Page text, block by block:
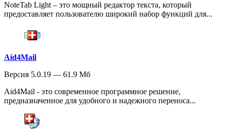
NoteTab Light – это мощный редактор текста, который
предоставляет пользователю широкий набор функций для...
Aid4Mail
Версия 5.0.19 — 61.9 Мб
Aid4Mail - это современное программное решение,
предназначенное для удобного и надежного переноса...